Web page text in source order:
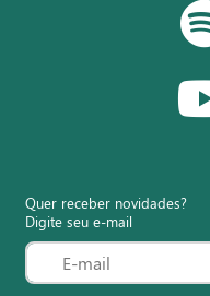
Quer receber novidades?
Digite seu e-mail